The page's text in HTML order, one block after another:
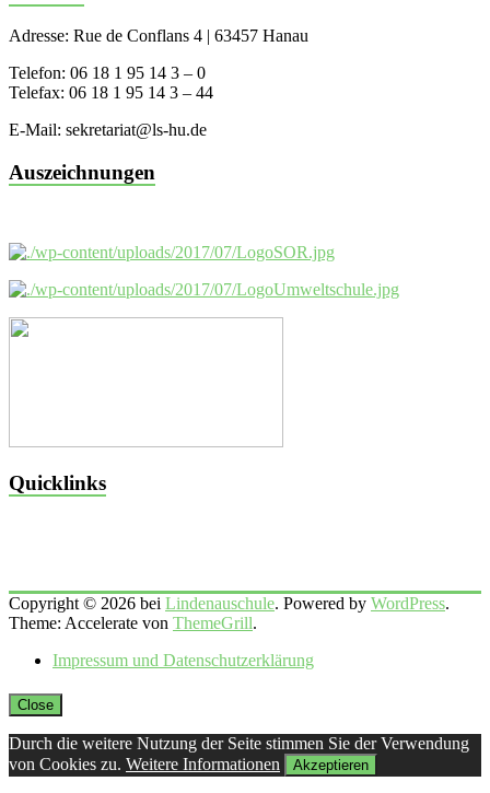
Adresse: Rue de Conflans 4 | 63457 Hanau
Telefon: 06 18 1 95 14 3 – 0
Telefax: 06 18 1 95 14 3 – 44
E-Mail: sekretariat@ls-hu.de
Auszeichnungen
Quicklinks
Copyright © 2026 bei Lindenauschule. Powered by WordPress.
Theme: Accelerate von ThemeGrill.
Impressum und Datenschutzerklärung
Close
Durch die weitere Nutzung der Seite stimmen Sie der Verwendung
von Cookies zu. Weitere Informationen Akzeptieren